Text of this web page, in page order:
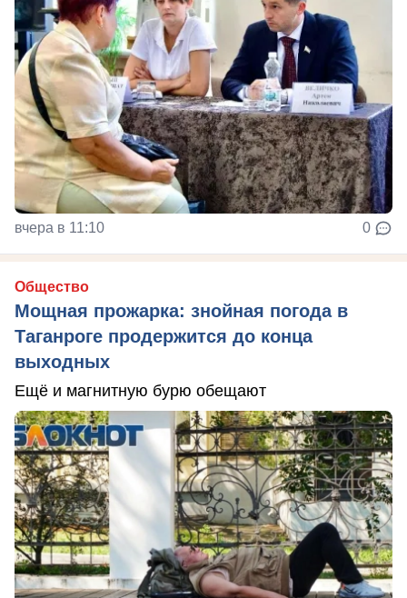
вчера в 11:10 0
Общество
Мощная прожарка: знойная погода в
Таганроге продержится до конца
выходных
Ещё и магнитную бурю обещают